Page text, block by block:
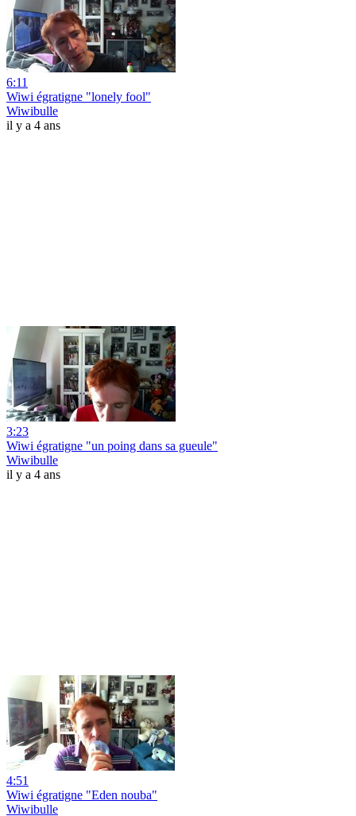
6:11
Wiwi égratigne "lonely fool"
Wiwibulle
il y a 4 ans
3:23
Wiwi égratigne "un poing dans sa gueule"
Wiwibulle
il y a 4 ans
4:51
Wiwi égratigne "Eden nouba"
Wiwibulle